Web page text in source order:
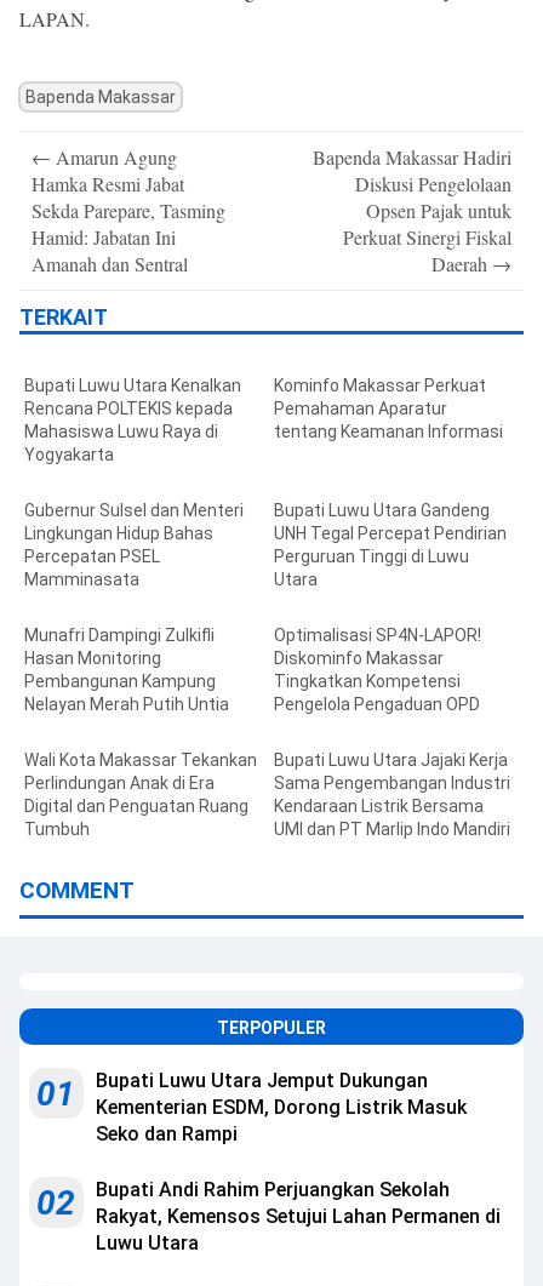
LAPAN.
Bapenda Makassar
navigation
← Amarun Agung
Hamka Resmi Jabat
Sekda Parepare, Tasming
Hamid: Jabatan Ini
Amanah dan Sentral
Bapenda Makassar Hadiri
Diskusi Pengelolaan
Opsen Pajak untuk
Perkuat Sinergi Fiskal
Daerah →
TERKAIT
Bupati Luwu Utara Kenalkan
Rencana POLTEKIS kepada
Mahasiswa Luwu Raya di
Yogyakarta
Kominfo Makassar Perkuat
Pemahaman Aparatur
tentang Keamanan Informasi
Gubernur Sulsel dan Menteri
Lingkungan Hidup Bahas
Percepatan PSEL
Mamminasata
Bupati Luwu Utara Gandeng
UNH Tegal Percepat Pendirian
Perguruan Tinggi di Luwu
Utara
Munafri Dampingi Zulkifli
Hasan Monitoring
Pembangunan Kampung
Nelayan Merah Putih Untia
Optimalisasi SP4N-LAPOR!
Diskominfo Makassar
Tingkatkan Kompetensi
Pengelola Pengaduan OPD
Wali Kota Makassar Tekankan
Perlindungan Anak di Era
Digital dan Penguatan Ruang
Tumbuh
Bupati Luwu Utara Jajaki Kerja
Sama Pengembangan Industri
Kendaraan Listrik Bersama
UMI dan PT Marlip Indo Mandiri
COMMENT
TERPOPULER
01
Bupati Luwu Utara Jemput Dukungan
Kementerian ESDM, Dorong Listrik Masuk
Seko dan Rampi
02
Bupati Andi Rahim Perjuangkan Sekolah
Rakyat, Kemensos Setujui Lahan Permanen di
Luwu Utara